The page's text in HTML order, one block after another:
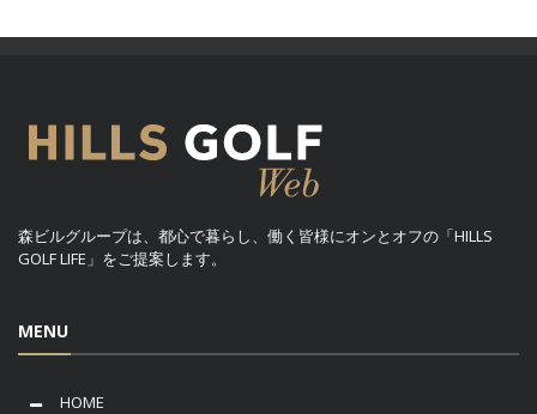
森ビルグループは、都心で暮らし、働く皆様にオンとオフの「HILLS
GOLF LIFE」をご提案します。
MENU
HOME